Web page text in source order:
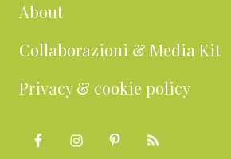
About
Collaborazioni & Media Kit
Privacy & cookie policy